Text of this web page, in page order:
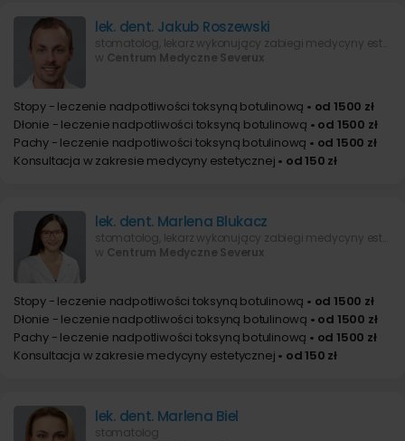
lek. dent. Jakub Roszewski
w Centrum Medyczne Severux
Stopy - leczenie nadpotliwości toksyną botulinową • od 1500 zł
Dłonie - leczenie nadpotliwości toksyną botulinową • od 1500 zł
Pachy - leczenie nadpotliwości toksyną botulinową • od 1500 zł
Konsultacja w zakresie medycyny estetycznej • od 150 zł
lek. dent. Marlena Blukacz
w Centrum Medyczne Severux
Stopy - leczenie nadpotliwości toksyną botulinową • od 1500 zł
Dłonie - leczenie nadpotliwości toksyną botulinową • od 1500 zł
Pachy - leczenie nadpotliwości toksyną botulinową • od 1500 zł
Konsultacja w zakresie medycyny estetycznej • od 150 zł
lek. dent. Marlena Biel
stomatolog